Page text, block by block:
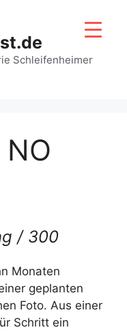
Schleifenheimer
NO
/ 300
Monaten
geplanten
Foto. Aus einer
Schritt ein